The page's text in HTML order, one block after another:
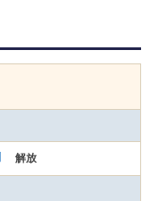
解放